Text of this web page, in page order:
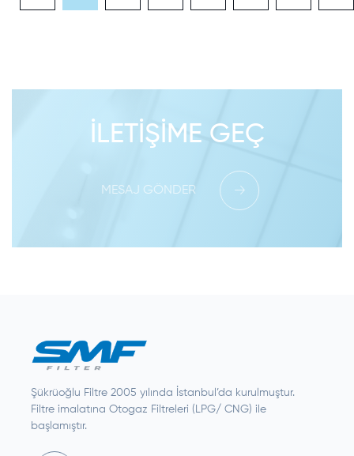
İLETIŞIME GEÇ
MESAJ GÖNDER
Şükrüoğlu Filtre 2005 yılında İstanbul’da kurulmuştur.
Filtre imalatına Otogaz Filtreleri (LPG/ CNG) ile
başlamıştır.